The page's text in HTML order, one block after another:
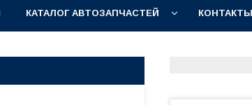
КАТАЛОГ АВТОЗАПЧАСТЕЙ КОНТАКТЫ